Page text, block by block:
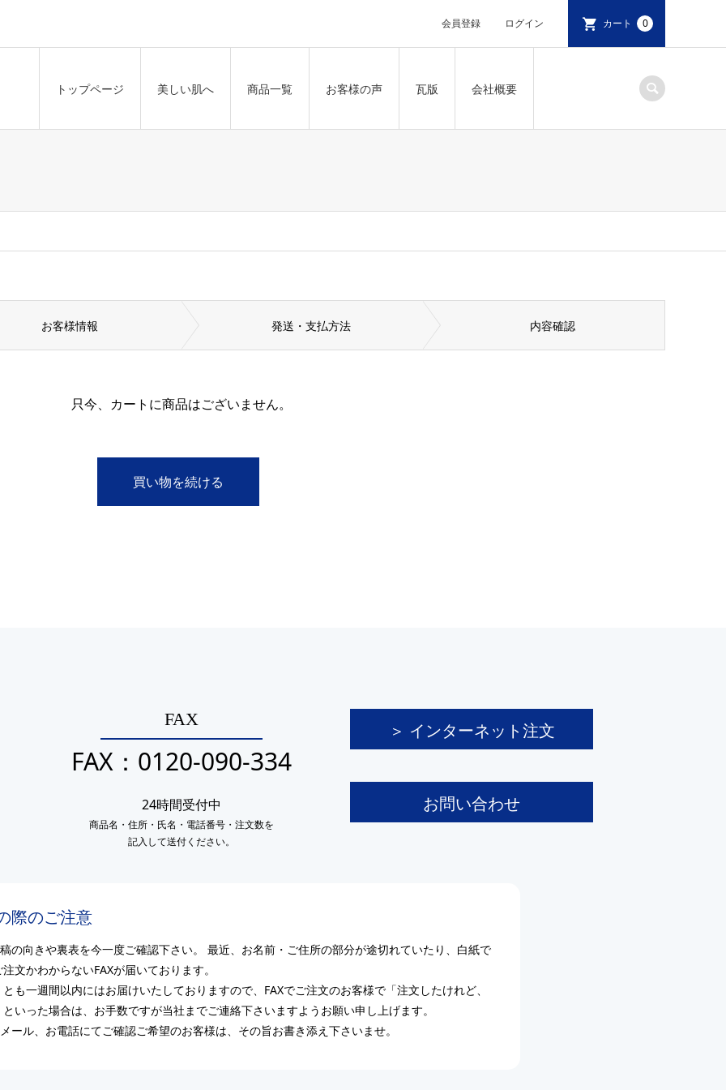
会員登録 ログイン カート 0
トップページ 美しい肌へ 商品一覧 お客様の声 瓦版 会社概要
お客様情報 発送 ・支払方法 内容確認
只今、カートに商品はございません。
FAX
FAX：0120-090-334
24時間受付中
商品名・住所・氏名・電話番号・注文数を
記入して送付ください。
＞ インターネット注文
お問い合わせ
際のご注意
の向きや裏表を今一度ご確認下さい。 最近、お名前・ご住所の部分が途切れていたり、白紙で
文かわからないFAXが届いております。
も一週間以内にはお届けいたしておりますので、FAXでご注文のお客様で「注文したけれど、
いった場合は、お手数ですが当社までご連絡下さいますようお願い申し上げます。
ール、お電話にてご確認ご希望のお客様は、その旨お書き添え下さいませ。